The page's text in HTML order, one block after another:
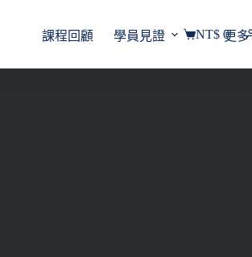
課程回顧 學員見證 更多
購
NT$0